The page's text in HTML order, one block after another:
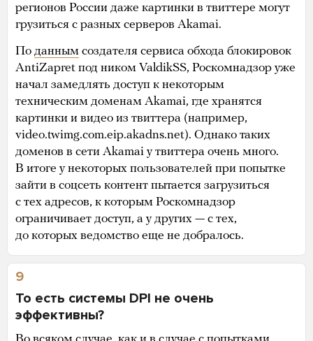
регионов России даже картинки в твиттере могут
грузиться с разных серверов Akamai.
По данным создателя сервиса обхода блокировок
AntiZapret под ником ValdikSS, Роскомнадзор уже
начал замедлять доступ к некоторым
техническим доменам Akamai, где хранятся
картинки и видео из твиттера (например,
video.twimg.com.eip.akadns.net). Однако таких
доменов в сети Akamai у твиттера очень много.
В итоге у некоторых пользователей при попытке
зайти в соцсеть контент пытается загрузиться
с тех адресов, к которым Роскомнадзор
ограничивает доступ, а у других — с тех,
до которых ведомство еще не добралось.
9
То есть системы DPI не очень
эффективны?